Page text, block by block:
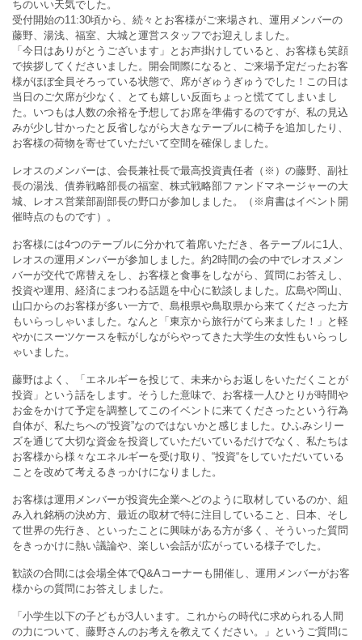
ちのいい天気でした。
受付開始の11:30頃から、続々とお客様がご来場され、運用メンバーの
藤野、湯浅、福室、大城と運営スタッフでお迎えしました。
「今日はありがとうございます」とお声掛けしていると、お客様も笑顔
で挨拶してくださいました。開会間際になると、ご来場予定だったお客
様がほぼ全員そろっている状態で、席がぎゅうぎゅうでした！この日は
当日のご欠席が少なく、とても嬉しい反面ちょっと慌ててしまいまし
た。いつもは人数の余裕を予想してお席を準備するのですが、私の見込
みが少し甘かったと反省しながら大きなテーブルに椅子を追加したり、
お客様の荷物を寄せていただいて空間を確保しました。
レオスのメンバーは、会長兼社長で最高投資責任者（※）の藤野、副社
長の湯浅、債券戦略部長の福室、株式戦略部ファンドマネージャーの大
城、レオス営業部副部長の野口が参加しました。（※肩書はイベント開
催時点のものです）。
お客様には4つのテーブルに分かれて着席いただき、各テーブルに1人、
レオスの運用メンバーが参加しました。約2時間の会の中でレオスメン
バーが交代で席替えをし、お客様と食事をしながら、質問にお答えし、
投資や運用、経済にまつわる話題を中心に歓談しました。広島や岡山、
山口からのお客様が多い一方で、島根県や鳥取県から来てくださった方
もいらっしゃいました。なんと「東京から旅行がてら来ました！」と軽
やかにスーツケースを転がしながらやってきた大学生の女性もいらっし
ゃいました。
藤野はよく、「エネルギーを投じて、未来からお返しをいただくことが
投資」という話をします。そうした意味で、お客様一人ひとりが時間や
お金をかけて予定を調整してこのイベントに来てくださったという行為
自体が、私たちへの“投資”なのではないかと感じました。ひふみシリー
ズを通じて大切な資金を投資していただいているだけでなく、私たちは
お客様から様々なエネルギーを受け取り、“投資“をしていただいている
ことを改めて考えるきっかけになりました。
お客様は運用メンバーが投資先企業へどのように取材しているのか、組
み入れ銘柄の決め方、最近の取材で特に注目していること、日本、そし
て世界の先行き、といったことに興味がある方が多く、そういった質問
をきっかけに熱い議論や、楽しい会話が広がっている様子でした。
歓談の合間には会場全体でQ&Aコーナーも開催し、運用メンバーがお客
様からの質問にお答えしました。
「小学生以下の子どもが3人います。これからの時代に求められる人間
の力について、藤野さんのお考えを教えてください。」というご質問に